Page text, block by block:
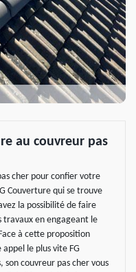
au couvreur pas
cher pour confier votre
Couverture qui se trouve
la possibilité de faire
travaux en engageant le
à cette proposition
le plus vite FG
couvreur pas cher vous